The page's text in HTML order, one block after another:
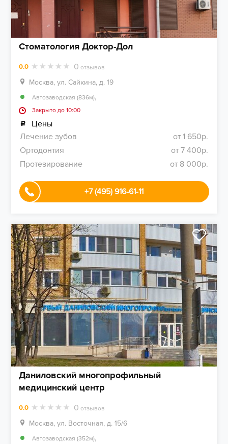
Стоматология Доктор-Дол
0.0 0 отзывов
Москва, ул. Сайкина, д. 19
Автозаводская (836м),
Закрыто до 10:00
Цены
Лечение зубов
от 1 650р.
Ортодонтия
от 7 400р.
Протезирование
от 8 000р.
+7 (495) 916-61-11
Даниловский многопрофильный
медицинский центр
0.0 0 отзывов
Москва, ул. Восточная, д. 15/6
Автозаводская (352м),